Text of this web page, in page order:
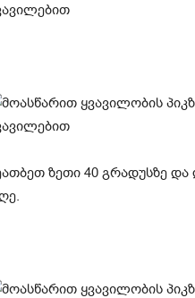
ზეთი 40 გრადუსზე